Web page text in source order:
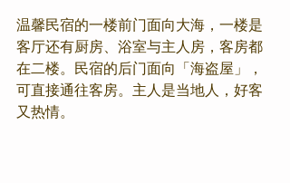
温馨民宿的一楼前门面向大海，一楼是
客厅还有厨房、浴室与主人房，客房都
在二楼。民宿的后门面向「海盗屋」，
可直接通往客房。主人是当地人，好客
又热情。